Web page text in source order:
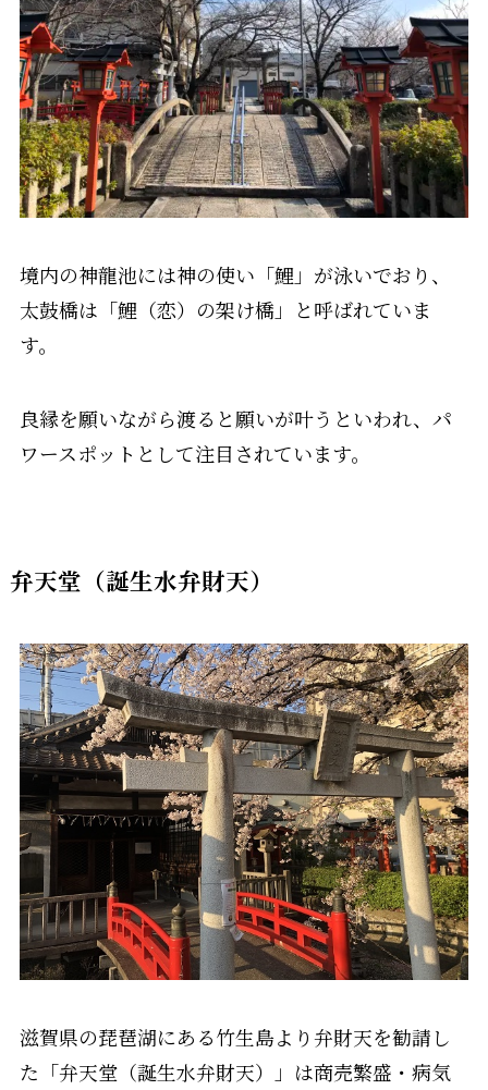
境内の神龍池には神の使い「鯉」が泳いでおり、
太鼓橋は「鯉（恋）の架け橋」と呼ばれていま
す。
良縁を願いながら渡ると願いが叶うといわれ、パ
ワースポットとして注目されています。
弁天堂（誕生水弁財天）
滋賀県の琵琶湖にある竹生島より弁財天を勧請し
た「弁天堂（誕生水弁財天）」は商売繁盛・病気